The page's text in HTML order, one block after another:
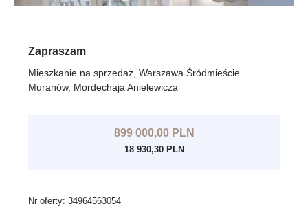
Zapraszam
Mieszkanie na sprzedaż, Warszawa Śródmieście
Muranów, Mordechaja Anielewicza
899 000,00 PLN
18 930,30 PLN
Nr oferty: 34964563054